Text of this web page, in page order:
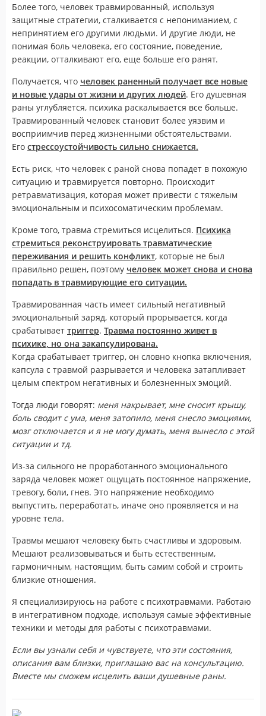
Более того, человек травмированный, используя
защитные стратегии, сталкивается с непониманием, с
непринятием его другими людьми. И другие люди, не
понимая боль человека, его состояние, поведение,
реакции, отталкивают его, еще больше его ранят.
Получается, что человек раненный получает все новые
и новые удары от жизни и других людей. Его душевная
раны углубляется, психика раскалывается все больше.
Травмированный человек становит более уязвим и
восприимчив перед жизненными обстоятельствами.
Его стрессоустойчивость сильно снижается.
Есть риск, что человек с раной снова попадет в похожую
ситуацию и травмируется повторно. Происходит
ретравматизация, которая может привести с тяжелым
эмоциональным и психосоматическим проблемам.
Кроме того, травма стремиться исцелиться. Психика
стремиться реконструировать травматические
переживания и решить конфликт, которые не был
правильно решен, поэтому человек может снова и снова
попадать в травмирующие его ситуации.
Травмированная часть имеет сильный негативный
эмоциональный заряд, который прорывается, когда
срабатывает триггер. Травма постоянно живет в
психике, но она закапсулирована.
Когда срабатывает триггер, он словно кнопка включения,
капсула с травмой разрывается и человека затапливает
целым спектром негативных и болезненных эмоций.
Тогда люди говорят: меня накрывает, мне сносит крышу,
боль сводит с ума, меня затопило, меня снесло эмоциями,
мозг отключается и я не могу думать, меня вынесло с этой
ситуации и тд.
Из-за сильного не проработанного эмоционального
заряда человек может ощущать постоянное напряжение,
тревогу, боли, гнев. Это напряжение необходимо
выпустить, переработать, иначе оно проявляется и на
уровне тела.
Травмы мешают человеку быть счастливы и здоровым.
Мешают реализовываться и быть естественным,
гармоничным, настоящим, быть самим собой и строить
близкие отношения.
Я специализируюсь на работе с психотравмами. Работаю
в интегративном подходе, используя самые эффективные
техники и методы для работы с психотравмами.
Если вы узнали себя и чувствуете, что эти состояния,
описания вам близки, приглашаю вас на консультацию.
Вместе мы сможем исцелить ваши душевные раны.